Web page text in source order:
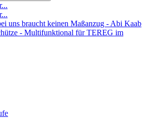
uns braucht keinen Maßanzug - Abi Kaab
- Multifunktional für TEREG im